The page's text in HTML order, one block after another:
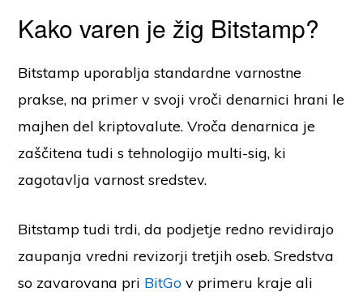
Kako varen je žig Bitstamp?
Bitstamp uporablja standardne varnostne
prakse, na primer v svoji vroči denarnici hrani le
majhen del kriptovalute. Vroča denarnica je
zaščitena tudi s tehnologijo multi-sig, ki
zagotavlja varnost sredstev.
Bitstamp tudi trdi, da podjetje redno revidirajo
zaupanja vredni revizorji tretjih oseb. Sredstva
so zavarovana pri BitGo v primeru kraje ali